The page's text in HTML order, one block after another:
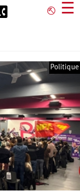
⎋ ☰
Politique